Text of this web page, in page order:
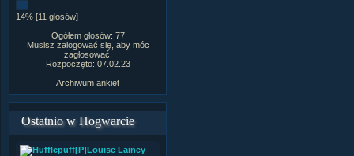
14% [11 głosów]
Ogółem głosów: 77
Musisz zalogować się, aby móc
zagłosować.
Rozpoczęto: 07.02.23
Archiwum ankiet
Ostatnio w Hogwarcie
[P]Louise Lainey